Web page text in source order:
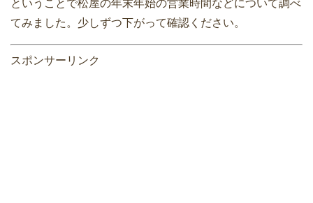
ということで松屋の年末年始の営業時間などについて調べ
てみました。少しずつ下がって確認ください。
スポンサーリンク